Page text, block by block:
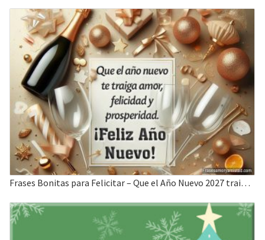
Frases Bonitas para Felicitar – Que el Año Nuevo 2027 traiga amor y Felicidad